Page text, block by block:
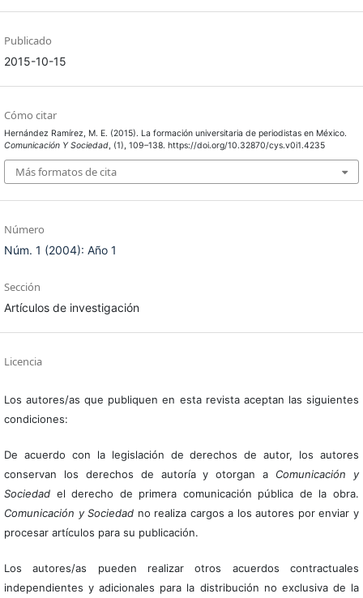
Publicado
2015-10-15
Cómo citar
Hernández Ramírez, M. E. (2015). La formación universitaria de periodistas en México.
Comunicación Y Sociedad, (1), 109–138. https://doi.org/10.32870/cys.v0i1.4235
Más formatos de cita
Número
Núm. 1 (2004): Año 1
Sección
Artículos de investigación
Licencia
Los autores/as que publiquen en esta revista aceptan las siguientes
condiciones:
De acuerdo con la legislación de derechos de autor, los autores
conservan los derechos de autoría y otorgan a Comunicación y
Sociedadel derecho de primera comunicación pública de la obra.
Comunicación y Sociedad no realiza cargos a los autores por enviar y
procesar artículos para su publicación.
Los autores/as pueden realizar otros acuerdos contractuales
independientes y adicionales para la distribución no exclusiva de la